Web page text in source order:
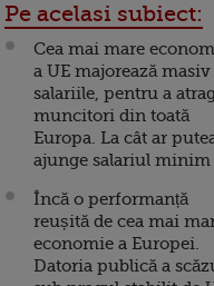
Pe acelasi subiect:
Cea mai mare
a UE majorează masiv
salariile, pentru a
muncitori din toată
Europa. La cât ar
ajunge salariul minim
Încă o performanță
reușită de cea mai
economie a Europei.
Datoria publică a